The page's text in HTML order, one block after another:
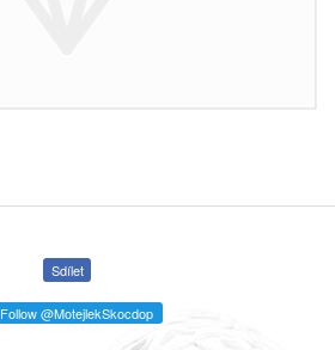
Sdílet
Follow @MotejlekSkocdop